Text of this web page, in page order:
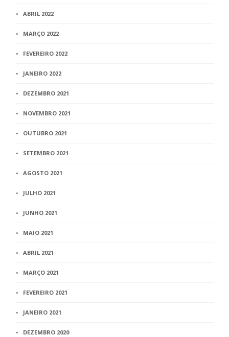
ABRIL 2022
MARÇO 2022
FEVEREIRO 2022
JANEIRO 2022
DEZEMBRO 2021
NOVEMBRO 2021
OUTUBRO 2021
SETEMBRO 2021
AGOSTO 2021
JULHO 2021
JUNHO 2021
MAIO 2021
ABRIL 2021
MARÇO 2021
FEVEREIRO 2021
JANEIRO 2021
DEZEMBRO 2020